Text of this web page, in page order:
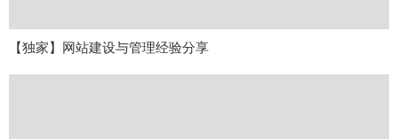
【独家】网站建设与管理经验分享